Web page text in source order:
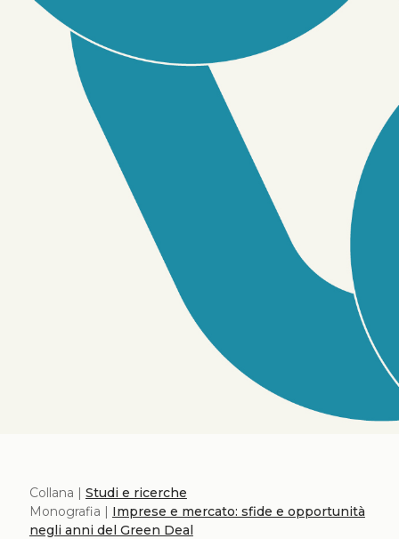
Collana | Studi e ricerche
Monografia | Imprese e mercato: sfide e opportunità
negli anni del Green Deal